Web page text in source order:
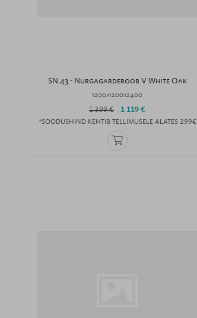
SN.43 - Nurgagarderoob V White Oak
1200x1200x2400
1 399 € 1 119 €
*SOODUSHIND KEHTIB TELLIMUSELE ALATES 299€